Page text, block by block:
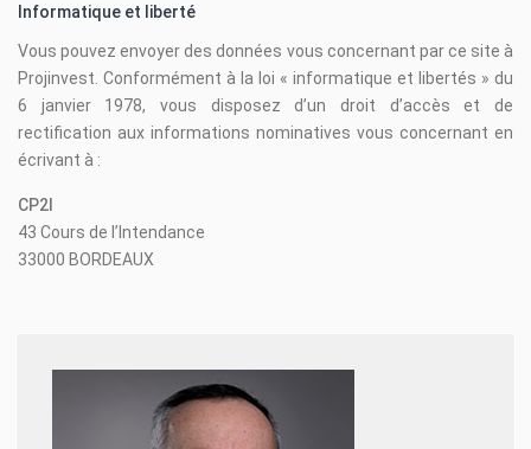
Informatique et liberté
Vous pouvez envoyer des données vous concernant par ce site à
Projinvest. Conformément à la loi « informatique et libertés » du
6 janvier 1978, vous disposez d’un droit d’accès et de
rectification aux informations nominatives vous concernant en
écrivant à :
CP2I
43 Cours de l’Intendance
33000 BORDEAUX